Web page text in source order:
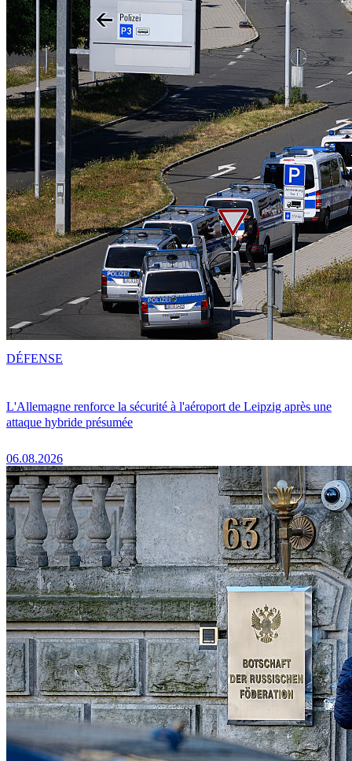
L'Allemagne renforce la sécurité à l'aéroport de Leipzig après une
attaque hybride présumée
06.08.2026
DÉFENSE